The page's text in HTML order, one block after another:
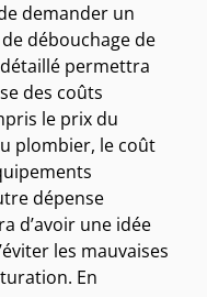
demander un
débouchage de
permettra
des coûts
le prix du
plombier, le coût
dépense
d’avoir une idée
les mauvaises
En